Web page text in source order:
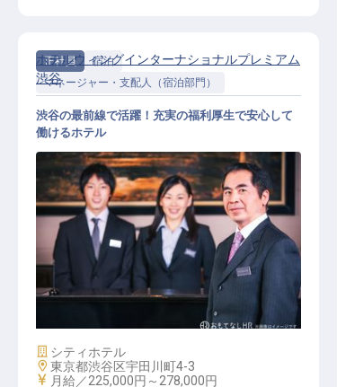
正社員
宿泊
マネージャー・支配人（宿泊部門）
宿泊マネージャー候補
ホテルウィングインターナショナルプレミアム
渋谷
渋谷の最前線で活躍！充実の福利厚生で安心して
働けるホテル
施設業態
シティホテル
勤務地
東京都渋谷区宇田川町4-3
給与
月給／225,000円～ 278,000円